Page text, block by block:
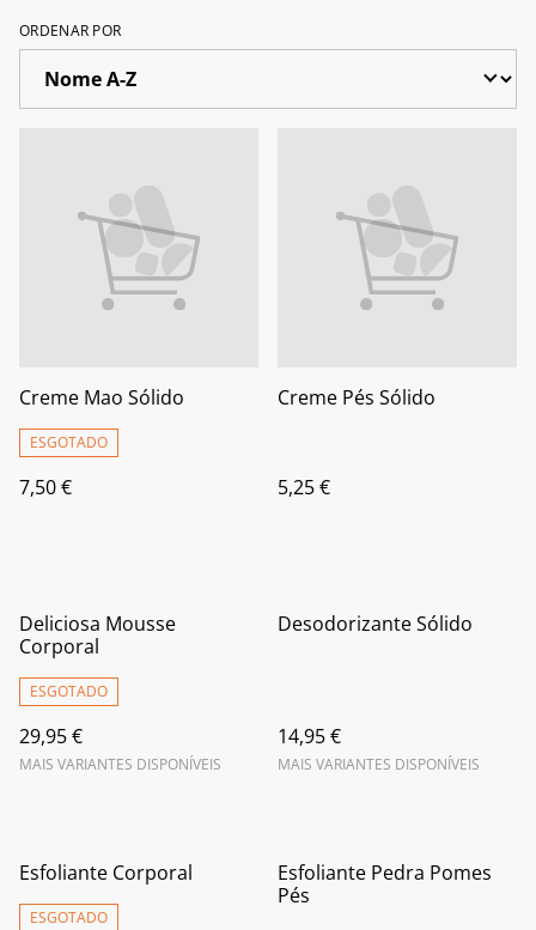
ORDENAR POR
Creme Mao Sólido
ESGOTADO
7,50 €
Creme Pés Sólido
5,25 €
Deliciosa Mousse
Corporal
ESGOTADO
29,95 €
MAIS VARIANTES DISPONÍVEIS
Desodorizante Sólido
14,95 €
MAIS VARIANTES DISPONÍVEIS
Esfoliante Corporal
ESGOTADO
Esfoliante Pedra Pomes
Pés